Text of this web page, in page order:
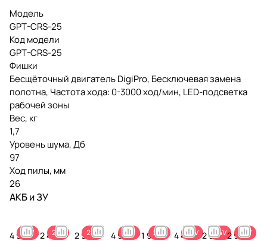
Модель
GPT-CRS-25
Код модели
GPT-CRS-25
Фишки
Бесщёточный двигатель DigiPro, Бесключевая замена
полотна, Частота хода: 0-3000 ход/мин, LED-подсветка
рабочей зоны
Вес, кг
1,7
Уровень шума, Дб
97
Ход пилы, мм
26
АКБ и ЗУ
24V
4 990 ₽
24V
2 490 ₽
24V
2 990 ₽
24V
4 990 ₽ 24V
1 990 ₽
24V
4 490
24V
2 990
24V
2 990 ₽